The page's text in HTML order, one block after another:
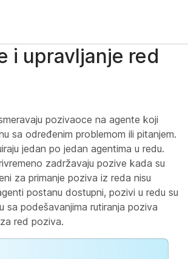
i upravljanje red
pozivaoce na agente koji
sa određenim problemom ili pitanjem.
jedan po jedan agentima u redu.
zadržavaju pozive kada su
za primanje poziva iz reda nisu
postanu dostupni, pozivi u redu su
sa podešavanjima rutiranja poziva
red poziva.